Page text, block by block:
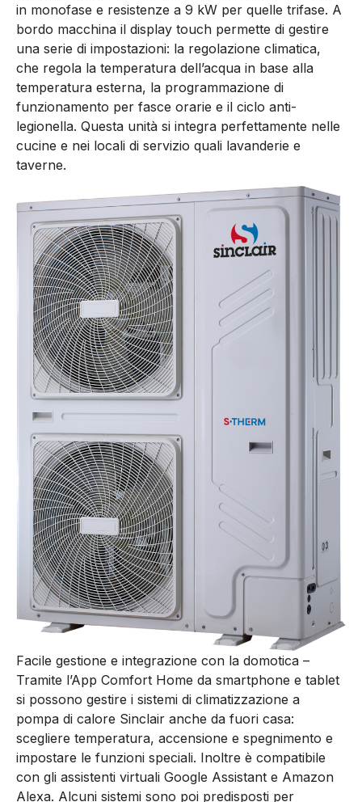
in monofase e resistenze a 9 kW per quelle trifase. A
bordo macchina il display touch permette di gestire
una serie di impostazioni: la regolazione climatica,
che regola la temperatura dell’acqua in base alla
temperatura esterna, la programmazione di
funzionamento per fasce orarie e il ciclo anti-
legionella. Questa unità si integra perfettamente nelle
cucine e nei locali di servizio quali lavanderie e
taverne.
Facile gestione e integrazione con la domotica –
Tramite l’App Comfort Home da smartphone e tablet
si possono gestire i sistemi di climatizzazione a
pompa di calore Sinclair anche da fuori casa:
scegliere temperatura, accensione e spegnimento e
impostare le funzioni speciali. Inoltre è compatibile
con gli assistenti virtuali Google Assistant e Amazon
Alexa. Alcuni sistemi sono poi predisposti per